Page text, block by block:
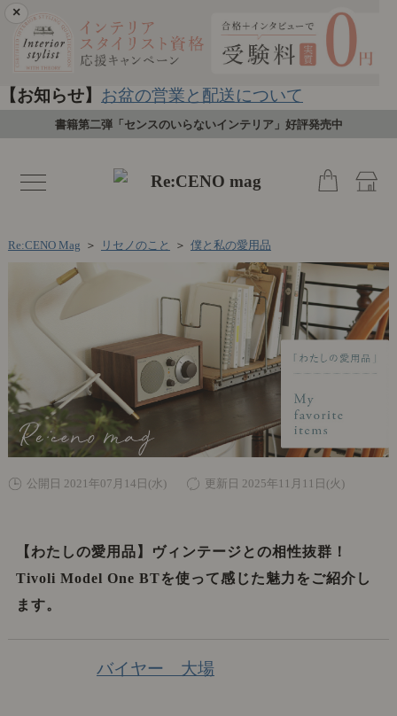
×
【お知らせ】 お盆の営業と配送について
書籍第二弾「センスのいらないインテリア」好評発売中
toggle
navigation
Re:CENO Mag ＞ リセノのこと ＞ 僕と私の愛用品
公開日 2021年07月14日(水) 更新日 2025年11月11日(火)
【わたしの愛用品】ヴィンテージとの相性抜群！
Tivoli Model One BTを使って感じた魅力をご紹介し
ます。
バイヤー 大場